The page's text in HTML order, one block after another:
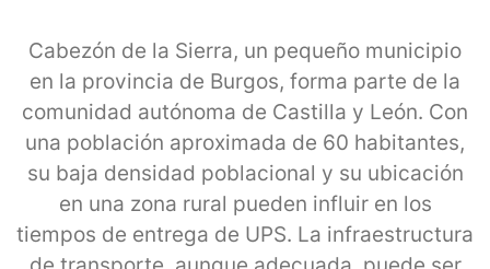
Cabezón de la Sierra, un pequeño municipio
en la provincia de Burgos, forma parte de la
comunidad autónoma de Castilla y León. Con
una población aproximada de 60 habitantes,
su baja densidad poblacional y su ubicación
en una zona rural pueden influir en los
tiempos de entrega de UPS. La infraestructura